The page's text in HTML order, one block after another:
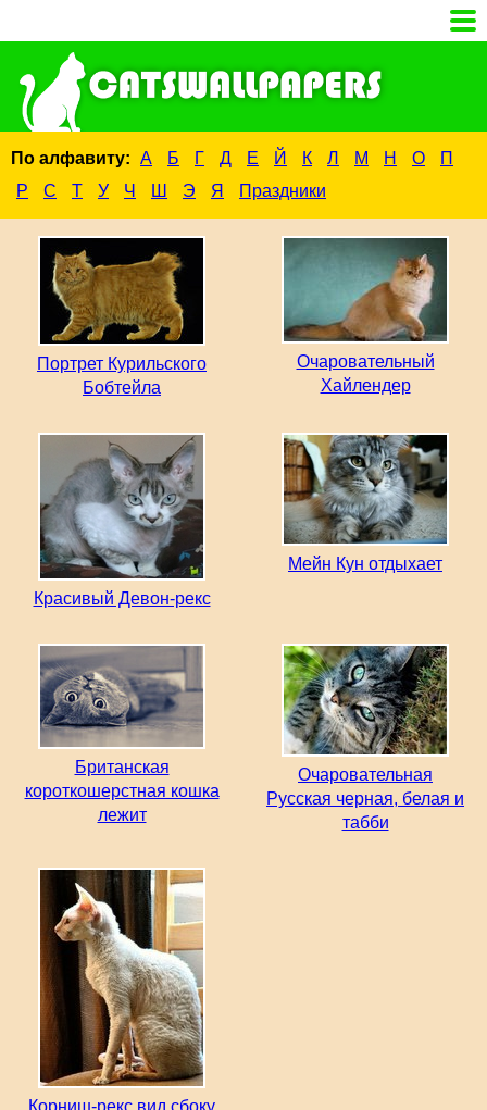
По алфавиту: А Б Г Д Е Й К Л М Н О
П
Р
С Т У Ч Ш Э Я Праздники
Портрет Курильского
Бобтейла
Очаровательный
Хайлендер
Красивый Девон-рекс
Мейн Кун отдыхает
Британская
короткошерстная кошка
лежит
Очаровательная
Русская черная, белая и
табби
Корниш-рекс вид сбоку